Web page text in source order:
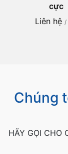
cực
Liên hệ /
Chúng
HÃY GỌI CHO